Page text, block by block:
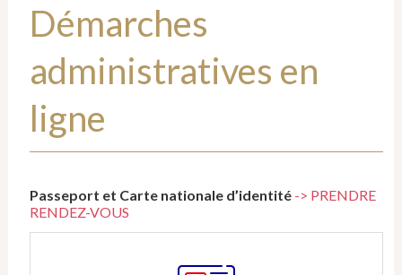
Démarches
administratives en
ligne
Passeport et Carte nationale d’identité -> PRENDRE
RENDEZ-VOUS